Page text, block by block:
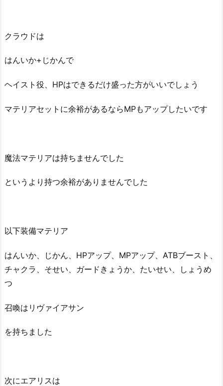
クラウドは
はんいか+じかんで
ヘイスト役、HPはできるだけ盛った方がいいでしょう
マテリアセットに余裕があるならMPもアップしたいです
魔法マテリアは持ちませんでした
というより持つ余裕がありませんでした
以下装備マテリア
はんいか、じかん、HPアップ、MPアップ、ATBブースト、
チャクラ、そせい、ガードきょうか、たいせい、しょうめ
つ
召喚はリヴァイアサン
を持ちました
次にエアリスは